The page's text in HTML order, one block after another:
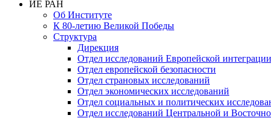
ИЕ РАН
Об Институте
К 80-летию Великой Победы
Структура
Дирекция
Отдел исследований Европейской интеграции
Отдел европейской безопасности
Отдел страновых исследований
Отдел экономических исследований
Отдел социальных и политических
Отдел исследований Центральной и